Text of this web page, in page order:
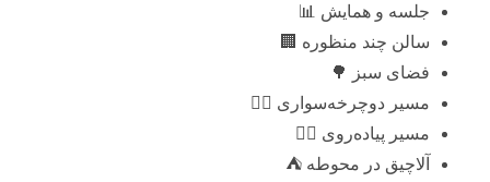
جلسه و همایش 📊
سالن چند منظوره 🏢
فضای سبز 🌳
مسیر دوچرخه‌سواری 🚴‍♂️
مسیر پیاده‌روی 🚶‍♂️
آلاچیق در محوطه ⛺